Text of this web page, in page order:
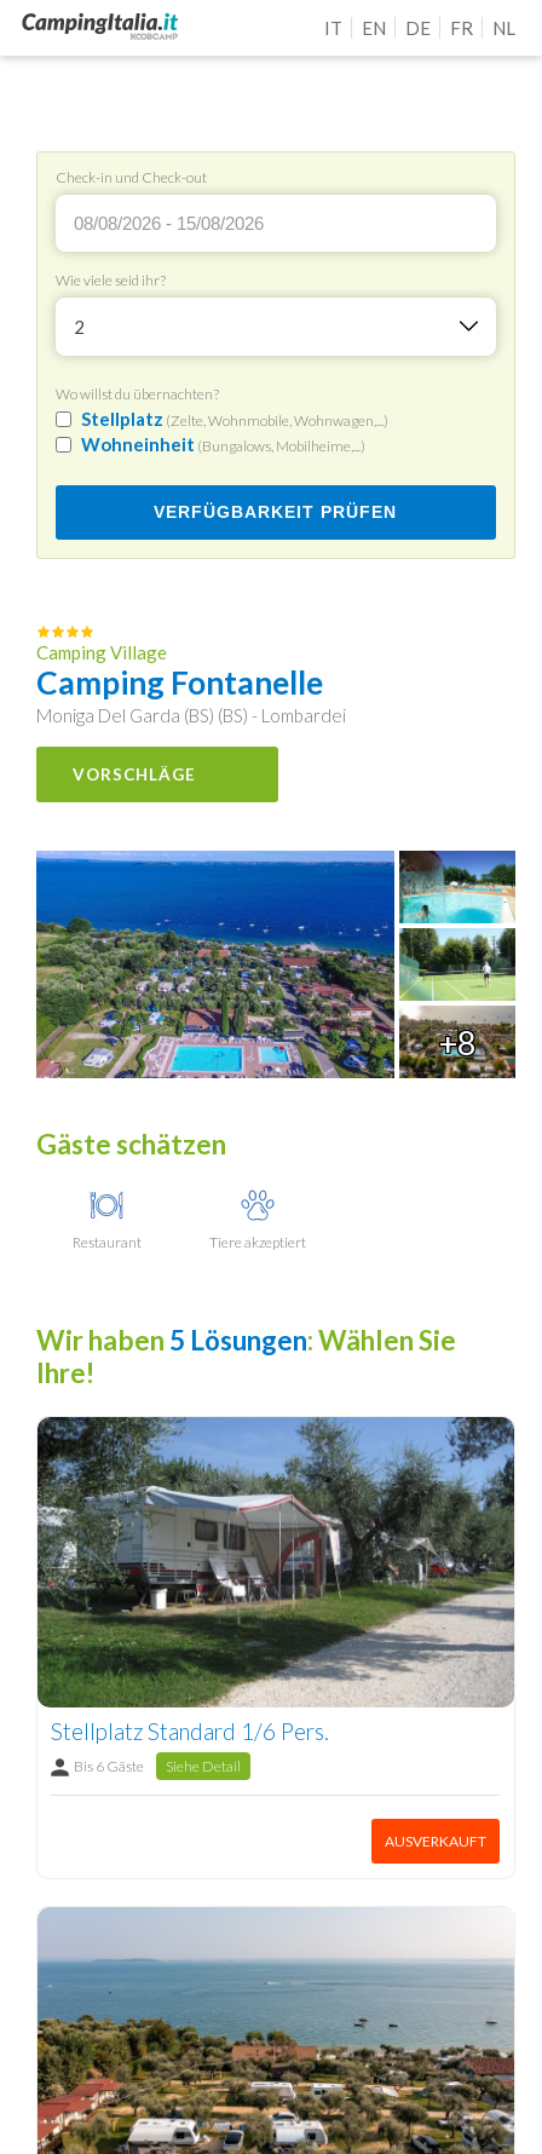
IT EN DE FR NL
Check-in und Check-out
Wie viele seid ihr?
2
Wo willst du übernachten?
Stellplatz (Zelte, Wohnmobile, Wohnwagen,...)
Wohneinheit (Bungalows, Mobilheime,...)
VERFÜGBARKEIT PRÜFEN
Camping Village
Camping Fontanelle
Moniga Del Garda (BS) (BS) - Lombardei
VORSCHLÄGE
+8
Gäste schätzen
Restaurant Tiere akzeptiert
Wir haben 5 Lösungen: Wählen Sie
Ihre!
Stellplatz Standard 1/6 Pers.
Bis 6 Gäste Siehe Detail
AUSVERKAUFT